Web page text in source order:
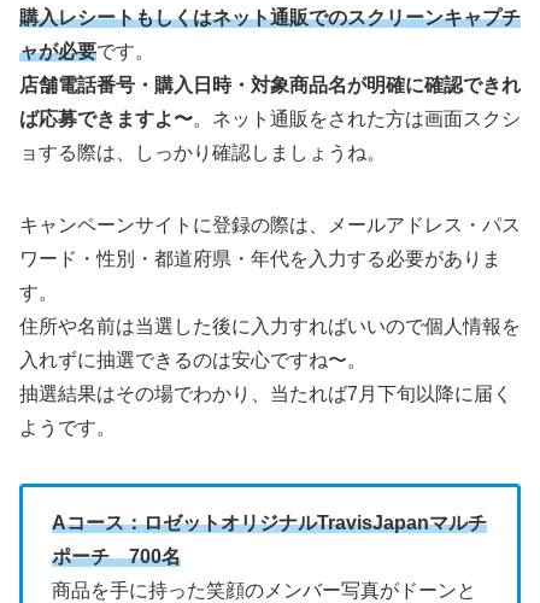
購入レシートもしくはネット通販でのスクリーンキャプチ
ャが必要です。
店舗電話番号・購入日時・対象商品名が明確に確認できれ
ば応募できますよ〜。ネット通販をされた方は画面スクシ
ョする際は、しっかり確認しましょうね。
キャンペーンサイトに登録の際は、メールアドレス・パス
ワード・性別・都道府県・年代を入力する必要がありま
す。
住所や名前は当選した後に入力すればいいので個人情報を
入れずに抽選できるのは安心ですね〜。
抽選結果はその場でわかり、当たれば7月下旬以降に届く
ようです。
Aコース：ロゼットオリジナルTravisJapanマルチ
ポーチ 700名
商品を手に持った笑顔のメンバー写真がドーンと